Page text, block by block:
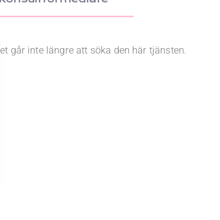
går inte längre att söka den här tjänsten.